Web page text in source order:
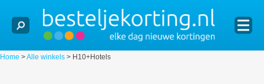
Home >Alle winkels > H10+Hotels